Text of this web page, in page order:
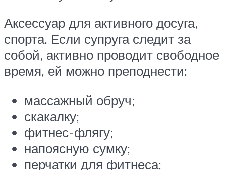
Аксессуар для активного досуга,
спорта. Если супруга следит за
собой, активно проводит свободное
время, ей можно преподнести:
массажный обруч;
скакалку;
фитнес-флягу;
напоясную сумку;
перчатки для фитнеса;